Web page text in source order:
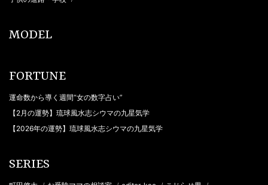
MODEL
FORTUNE
運命数から導く週間“女の数字占い”
【2月の運勢】琉球風水志シウマの九星気学
【2026年の運勢】琉球風水志シウマの九星気学
SERIES